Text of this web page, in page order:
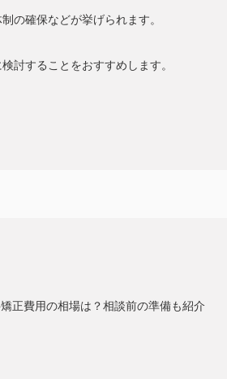
の確保などが挙げられます。
討することをおすすめします。
正費用の相場は？相談前の準備も紹介